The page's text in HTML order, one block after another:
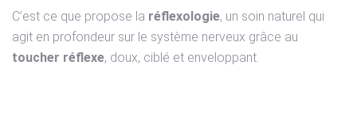
C’est ce que propose la réflexologie, un soin naturel qui
agit en profondeur sur le système nerveux grâce au
toucher réflexe, doux, ciblé et enveloppant.